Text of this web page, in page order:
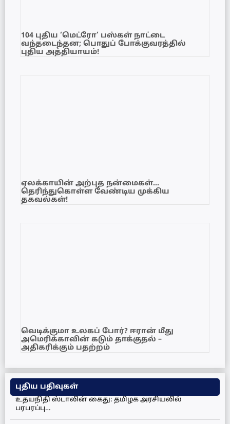
104 புதிய ‘மெட்ரோ’ பஸ்கள் நாட்டை
வந்தடைந்தன; பொதுப் போக்குவரத்தில்
புதிய அத்தியாயம்!
ஏலக்காயின் அற்புத நன்மைகள்…
தெரிந்துகொள்ள வேண்டிய முக்கிய
தகவல்கள்!
வெடிக்குமா உலகப் போர்? ஈரான் மீது
அமெரிக்காவின் கடும் தாக்குதல் –
அதிகரிக்கும் பதற்றம்
புதிய பதிவுகள்
உதயநிதி ஸ்டாலின் கைது: தமிழக அரசியலில்
பரபரப்பு…